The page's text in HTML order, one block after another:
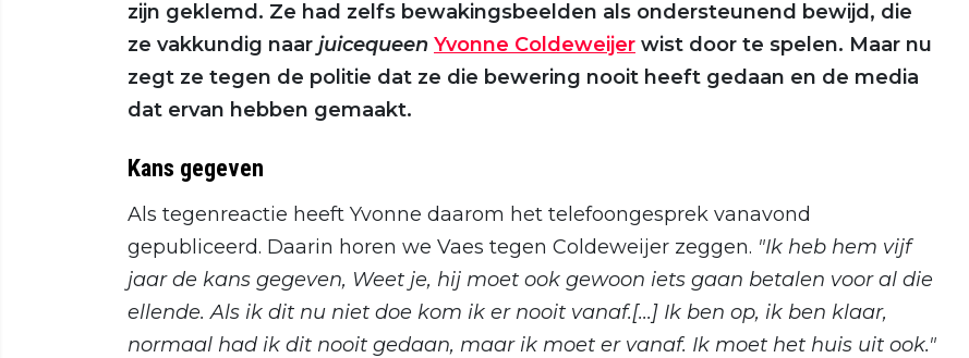
zijn geklemd. Ze had zelfs bewakingsbeelden als ondersteunend bewijd, die
ze vakkundig naar juicequeen Yvonne Coldeweijer wist door te spelen. Maar nu
zegt ze tegen de politie dat ze die bewering nooit heeft gedaan en de media
dat ervan hebben gemaakt.
Kans gegeven
Als tegenreactie heeft Yvonne daarom het telefoongesprek vanavond
gepubliceerd. Daarin horen we Vaes tegen Coldeweijer zeggen. "Ik heb hem vijf
jaar de kans gegeven, Weet je, hij moet ook gewoon iets gaan betalen voor al die
ellende. Als ik dit nu niet doe kom ik er nooit vanaf.[...] Ik ben op, ik ben klaar,
normaal had ik dit nooit gedaan, maar ik moet er vanaf. Ik moet het huis uit ook."